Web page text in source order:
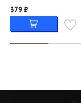
379 ₽